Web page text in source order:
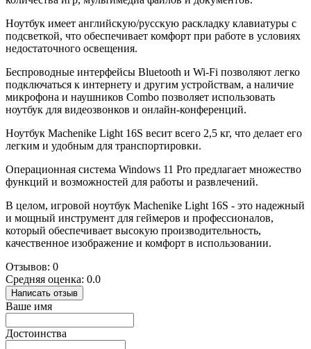
Ноутбук имеет английскую/русскую раскладку клавиатуры с
подсветкой, что обеспечивает комфорт при работе в условиях
недостаточного освещения.
Беспроводные интерфейсы Bluetooth и Wi-Fi позволяют легко
подключаться к интернету и другим устройствам, а наличие
микрофона и наушников Combo позволяет использовать
ноутбук для видеозвонков и онлайн-конференций.
Ноутбук Machenike Light 16S весит всего 2,5 кг, что делает его
легким и удобным для транспортировки.
Операционная система Windows 11 Pro предлагает множество
функций и возможностей для работы и развлечений.
В целом, игровой ноутбук Machenike Light 16S - это надежный
и мощный инструмент для геймеров и профессионалов,
который обеспечивает высокую производительность,
качественное изображение и комфорт в использовании.
Отзывов: 0
Средняя оценка: 0.0
Написать отзыв
Ваше имя
Достоинства